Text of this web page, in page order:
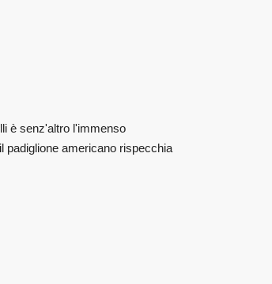
è senz'altro l'immenso
padiglione americano rispecchia